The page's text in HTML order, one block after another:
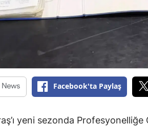
Facebook'ta Paylaş
yeni sezonda Profesyonelliğe